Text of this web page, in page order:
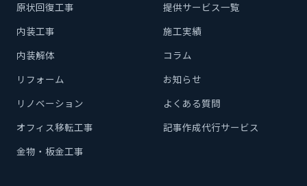
原状回復工事
内装工事
内装解体
リフォーム
リノベーション
オフィス移転工事
金物・板金工事
提供サービス一覧
施工実績
コラム
お知らせ
よくある質問
記事作成代行サービス